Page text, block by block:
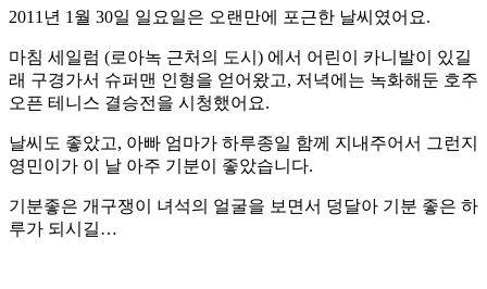
2011년 1월 30일 일요일은 오랜만에 포근한 날씨였어요.
마침 세일럼 (로아녹 근처의 도시) 에서 어린이 카니발이 있길
래 구경가서 슈퍼맨 인형을 얻어왔고, 저녁에는 녹화해둔 호주
오픈 테니스 결승전을 시청했어요.
날씨도 좋았고, 아빠 엄마가 하루종일 함께 지내주어서 그런지
영민이가 이 날 아주 기분이 좋았습니다.
기분좋은 개구쟁이 녀석의 얼굴을 보면서 덩달아 기분 좋은 하
루가 되시길…